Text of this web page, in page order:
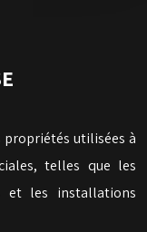
propriétés utilisées à
telles que les
et les installations